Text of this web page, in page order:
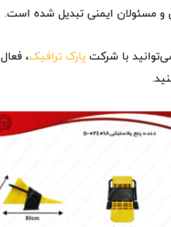
و مسئولان ایمنی تبدیل شده است.
با شرکت‌ پارک ترافیک، فعال